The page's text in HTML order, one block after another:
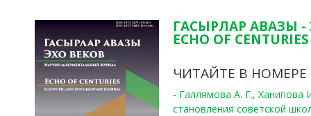
ГАСЫРЛАР АВАЗЫ -
ECHO OF
ЧИТАЙТЕ В НОМЕРЕ
- Галлямова А. Г.,
становления советской